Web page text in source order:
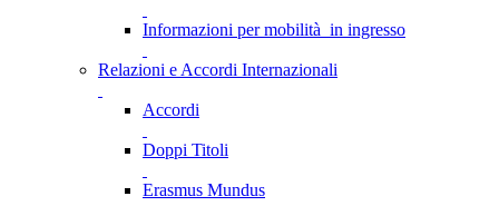
Informazioni per mobilità in ingresso
Relazioni e Accordi Internazionali
Accordi
Doppi Titoli
Erasmus Mundus